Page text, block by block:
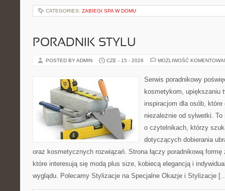
CATEGORIES: ZABIEGI SPA W DOMU
PORADNIK STYLU
POSTED BY ADMIN CZE - 15 - 2026 MOŻLIWOŚĆ
Serwis poradnikowy
kosmetykom, upiększaniu
inspiracjom dla osób,
niezależnie od sylwetki.
o czytelnikach, którzy
dotyczących dobierania
oraz kosmetycznych rozwiązań. Strona łączy poradnikową
które interesują się modą plus size, kobiecą elegancją i
wyglądu. Polecamy Stylizacje na Specjalne Okazje i Stylizacje